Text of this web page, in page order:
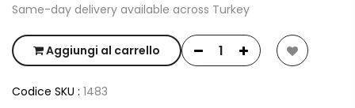
Same-day delivery available across Turkey
Aggiungi al carrello
Codice SKU : 1483